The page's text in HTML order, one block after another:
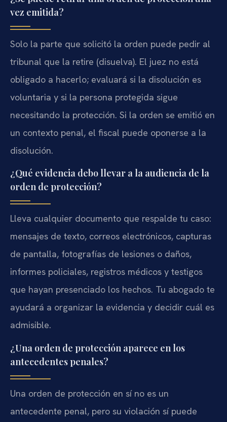
vez emitida?
Solo la parte que solicitó la orden puede pedir al
tribunal que la retire (disuelva). El juez no está
obligado a hacerlo; evaluará si la disolución es
voluntaria y si la persona protegida sigue
necesitando la protección. Si la orden se emitió en
un contexto penal, el fiscal puede oponerse a la
disolución.
¿Qué evidencia debo llevar a la audiencia de la
orden de protección?
Lleva cualquier documento que respalde tu caso:
mensajes de texto, correos electrónicos, capturas
de pantalla, fotografías de lesiones o daños,
informes policiales, registros médicos y testigos
que hayan presenciado los hechos. Tu abogado te
ayudará a organizar la evidencia y decidir cuál es
admisible.
¿Una orden de protección aparece en los
antecedentes penales?
Una orden de protección en sí no es un
antecedente penal, pero su violación sí puede